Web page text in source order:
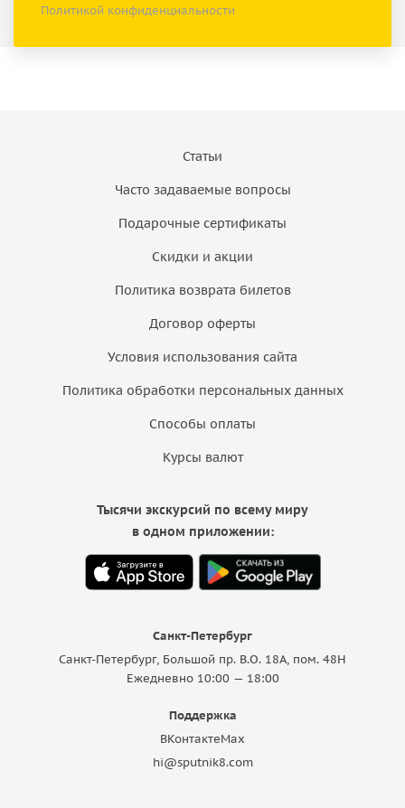
Политикой конфиденциальности
Статьи
Часто задаваемые вопросы
Подарочные сертификаты
Скидки и акции
Политика возврата билетов
Договор оферты
Условия использования сайта
Политика обработки персональных данных
Способы оплаты
Курсы валют
Санкт-Петербург
Санкт-Петербург, Большой пр. В.О. 18A, пом. 48Н
Ежедневно 10:00 — 18:00
Поддержка
ВКонтактеMax
hi@sputnik8.com
Тысячи экскурсий по всему миру
в одном приложении: